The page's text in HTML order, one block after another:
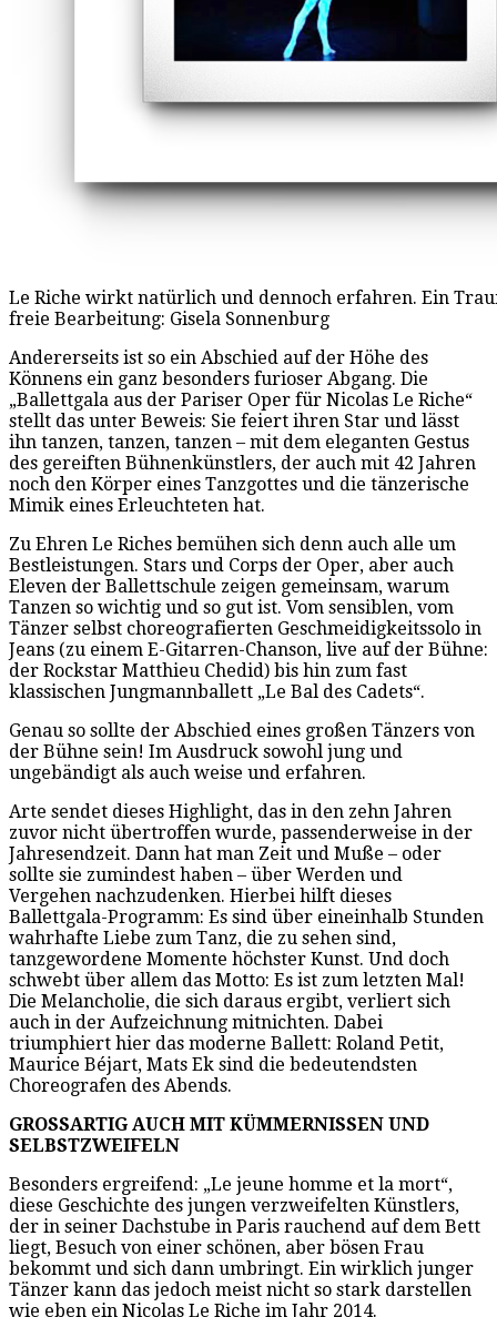
Le Riche wirkt natürlich und dennoch erfahren. Ein
freie Bearbeitung: Gisela Sonnenburg
Andererseits ist so ein Abschied auf der Höhe des
Könnens ein ganz besonders furioser Abgang. Die
„Ballettgala aus der Pariser Oper für Nicolas Le Riche“
stellt das unter Beweis: Sie feiert ihren Star und lässt
ihn tanzen, tanzen, tanzen – mit dem eleganten Gestus
des gereiften Bühnenkünstlers, der auch mit 42 Jahren
noch den Körper eines Tanzgottes und die tänzerische
Mimik eines Erleuchteten hat.
Zu Ehren Le Riches bemühen sich denn auch alle um
Bestleistungen. Stars und Corps der Oper, aber auch
Eleven der Ballettschule zeigen gemeinsam, warum
Tanzen so wichtig und so gut ist. Vom sensiblen, vom
Tänzer selbst choreografierten Geschmeidigkeitssolo in
Jeans (zu einem E-Gitarren-Chanson, live auf der Bühne:
der Rockstar Matthieu Chedid) bis hin zum fast
klassischen Jungmannballett „Le Bal des Cadets“.
Genau so sollte der Abschied eines großen Tänzers von
der Bühne sein! Im Ausdruck sowohl jung und
ungebändigt als auch weise und erfahren.
Arte sendet dieses Highlight, das in den zehn Jahren
zuvor nicht übertroffen wurde, passenderweise in der
Jahresendzeit. Dann hat man Zeit und Muße – oder
sollte sie zumindest haben – über Werden und
Vergehen nachzudenken. Hierbei hilft dieses
Ballettgala-Programm: Es sind über eineinhalb Stunden
wahrhafte Liebe zum Tanz, die zu sehen sind,
tanzgewordene Momente höchster Kunst. Und doch
schwebt über allem das Motto: Es ist zum letzten Mal!
Die Melancholie, die sich daraus ergibt, verliert sich
auch in der Aufzeichnung mitnichten. Dabei
triumphiert hier das moderne Ballett: Roland Petit,
Maurice Béjart, Mats Ek sind die bedeutendsten
Choreografen des Abends.
GROSSARTIG AUCH MIT KÜMMERNISSEN UND
SELBSTZWEIFELN
Besonders ergreifend: „Le jeune homme et la mort“,
diese Geschichte des jungen verzweifelten Künstlers,
der in seiner Dachstube in Paris rauchend auf dem Bett
liegt, Besuch von einer schönen, aber bösen Frau
bekommt und sich dann umbringt. Ein wirklich junger
Tänzer kann das jedoch meist nicht so stark darstellen
wie eben ein Nicolas Le Riche im Jahr 2014.